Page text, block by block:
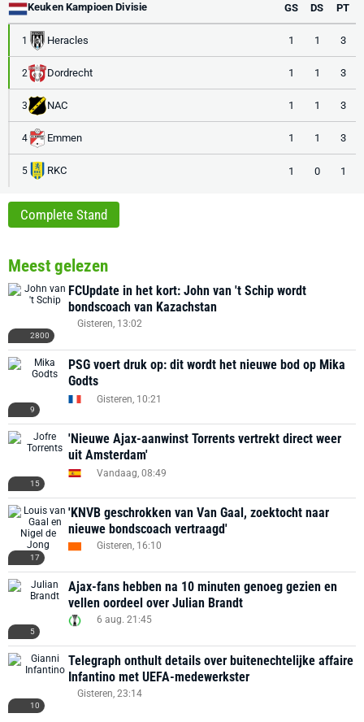
Keuken Kampioen Divisie GS DS PT
1 Heracles 1 1 3
2 Dordrecht 1 1 3
3 NAC 1 1 3
4 Emmen 1 1 3
5 RKC 1 0 1
Complete Stand
Meest gelezen
2800
FCUpdate in het kort: John van 't Schip wordt
bondscoach van Kazachstan
Gisteren, 13:02
9
PSG voert druk op: dit wordt het nieuwe bod op Mika
Godts
Gisteren, 10:21
15
'Nieuwe Ajax-aanwinst Torrents vertrekt direct weer
uit Amsterdam'
Vandaag, 08:49
17
'KNVB geschrokken van Van Gaal, zoektocht naar
nieuwe bondscoach vertraagd'
Gisteren, 16:10
5
Ajax-fans hebben na 10 minuten genoeg gezien en
vellen oordeel over Julian Brandt
6 aug. 21:45
10
Telegraph onthult details over buitenechtelijke affaire
Infantino met UEFA-medewerkster
Gisteren, 23:14